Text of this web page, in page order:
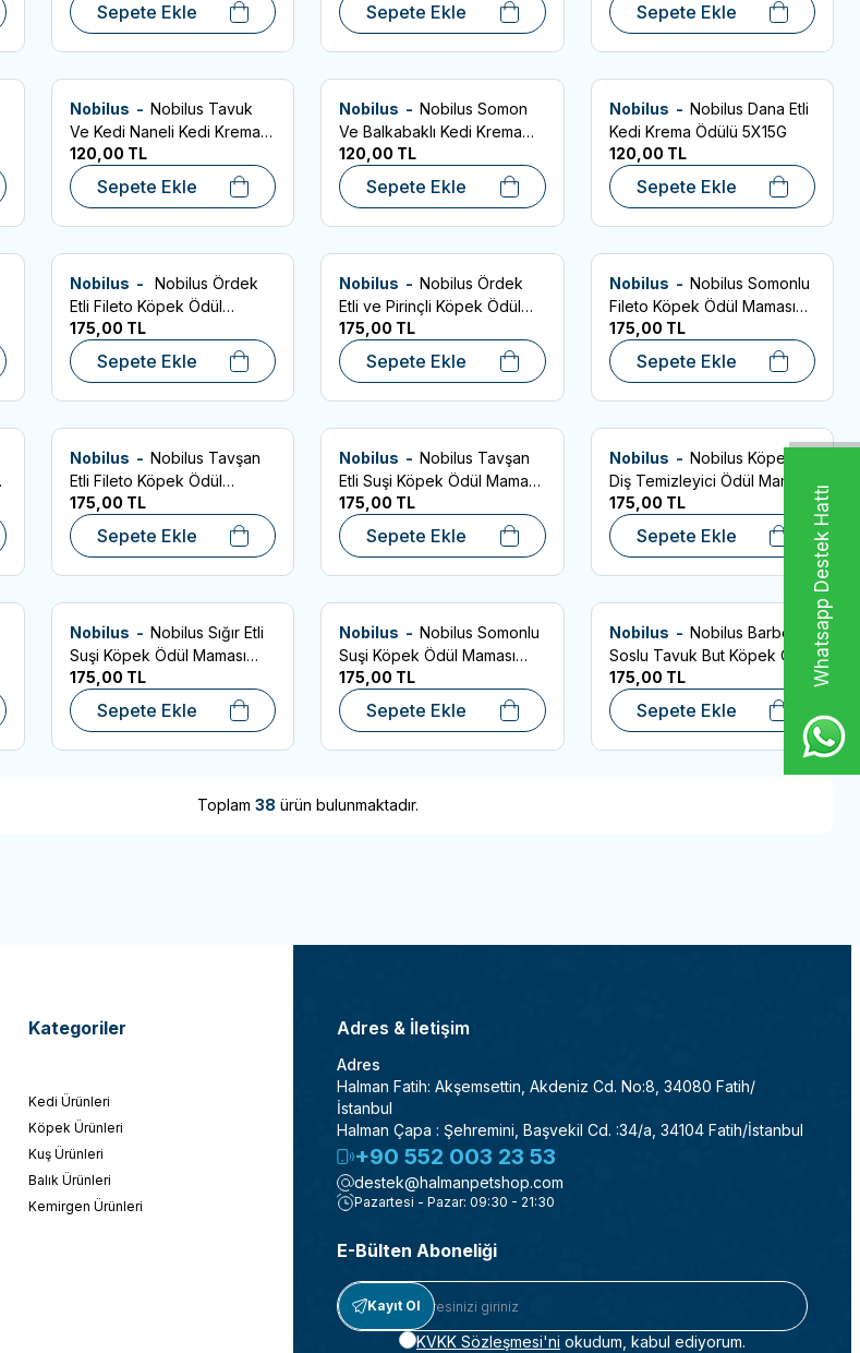
Whatsapp Destek Hattı
Sepete Ekle Sepete Ekle Sepete Ekle
SKT:10.10.2027
Favorilere Ekle
Nobilus - Nobilus Tavuk
Ve Kedi Naneli Kedi Krema
Ödülü 5X15G
120,00 TL
Sepete Ekle
SKT:10.10.2027
Favorilere Ekle
Nobilus - Nobilus Somon
Ve Balkabaklı Kedi Krema
Ödülü 5X15G
120,00 TL
Sepete Ekle
SKT:10.10.2027
Favorilere Ekle
Nobilus - Nobilus Dana Etli
Kedi Krema Ödülü 5X15G
120,00 TL
Sepete Ekle
SKT:09.04.2027
Favorilere Ekle
Nobilus -
Nobilus Ördek
Etli Fileto Köpek Ödül
Maması 80gr
175,00 TL
Sepete Ekle
SKT:09.04.2027
Favorilere Ekle
Nobilus - Nobilus Ördek
Etli ve Pirinçli Köpek Ödül
Çubuğu 80gr
175,00 TL
Sepete Ekle
SKT:09.04.2027
Favorilere Ekle
Nobilus - Nobilus Somonlu
Fileto Köpek Ödül Maması
80gr
175,00 TL
Sepete Ekle
SKT:09.04.2027
Favorilere Ekle
Nobilus - Nobilus Tavşan
Etli Fileto Köpek Ödül
Maması 80gr
175,00 TL
Sepete Ekle
SKT:09.04.2027
Favorilere Ekle
Nobilus - Nobilus Tavşan
Etli Suşi Köpek Ödül Maması
80gr
175,00 TL
Sepete Ekle
SKT:09.04.2027
Favorilere Ekle
Nobilus - Nobilus Köpek
Diş Temizleyici Ödül Maması
Fırça Şekilli 80gr
175,00 TL
Sepete Ekle
SKT:09.04.2027
Favorilere Ekle
Nobilus - Nobilus Sığır Etli
Suşi Köpek Ödül Maması
80gr
175,00 TL
Sepete Ekle
SKT:09.04.2027
Favorilere Ekle
Nobilus - Nobilus Somonlu
Suşi Köpek Ödül Maması
80gr
175,00 TL
Sepete Ekle
SKT:09.04.2027
Favorilere Ekle
Nobilus - Nobilus Barbekü
Soslu Tavuk But Köpek Ödül
Maması 80gr
175,00 TL
Sepete Ekle
Toplam 38 ürün bulunmaktadır.
Kategoriler
Kedi Ürünleri
Köpek Ürünleri
Kuş Ürünleri
Balık Ürünleri
Kemirgen Ürünleri
Adres & İletişim
Adres
Halman Fatih: Akşemsettin, Akdeniz Cd. No:8, 34080 Fatih/
İstanbul
Halman Çapa : Şehremini, Başvekil Cd. :34/a, 34104 Fatih/İstanbul
+90 552 003 23 53
destek@halmanpetshop.com
Pazartesi - Pazar: 09:30 - 21:30
E-Bülten Aboneliği
Kayıt Ol
KVKK Sözleşmesi'ni okudum, kabul ediyorum.